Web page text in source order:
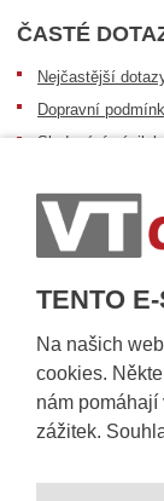
TENTO
Na našich
cookies.
nám pomáhají
zážitek.
ČASTÉ
Nejčastější
Dopravní
Sledování zásilek
Informace k
Obecné